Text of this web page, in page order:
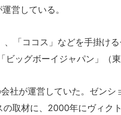
営している。
「ココス」などを手掛け
ビッグボーイジャパン」（
社が運営していた。ゼンシ
取材に、2000年にヴィク